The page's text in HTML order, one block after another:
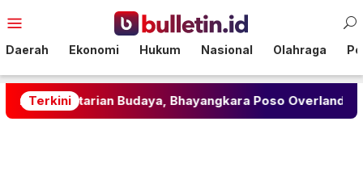
ke
Mobile
Daerah Ekonomi Hukum Nasional Olahraga
Terkini
Budaya, Bhayangkara Poso Overland Jelajahi Jejak